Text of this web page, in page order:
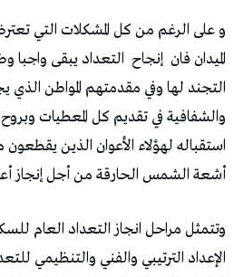
و على الرغم من كل المشكلات التي
الميدان فان إنجاح التعداد يبقى واجبا
التجند لها وفي مقدمتهم المواطن الذي
والشفافية في تقديم كل المعطيات
استقباله لهؤلاء الأعوان الذين
أشعة الشمس الحارقة من أجل إنجاز
وتتمثل مراحل انجاز التعداد العام
الإعداد الترتيبي والفني والتنظيمي